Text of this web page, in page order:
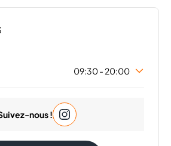
09:30 - 20:00
09:30 - 20:00
09:30 - 20:00
nous !